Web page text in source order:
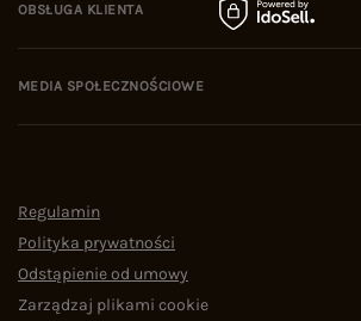
OBSŁUGA KLIENTA
MEDIA SPOŁECZNOŚCIOWE
Regulamin
Polityka prywatności
Odstąpienie od umowy
Zarządzaj plikami cookie